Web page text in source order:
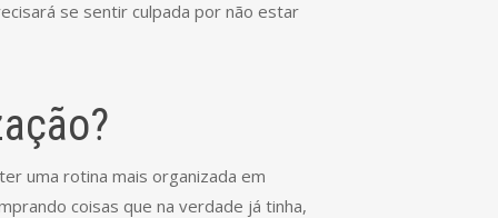
se sentir culpada por não estar
uma rotina mais organizada em
coisas que na verdade já tinha,